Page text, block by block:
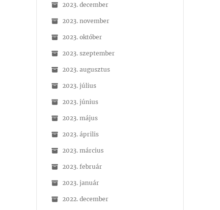
2023. december
2023. november
2023. október
2023. szeptember
2023. augusztus
2023. július
2023. június
2023. május
2023. április
2023. március
2023. február
2023. január
2022. december